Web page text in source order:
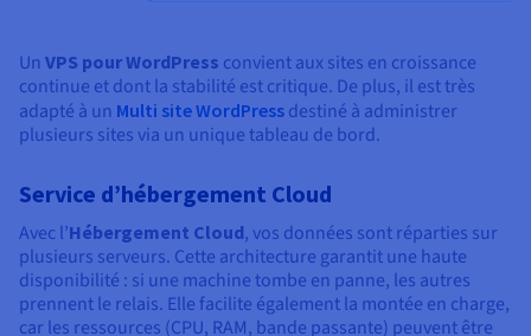
Un VPS pour WordPress convient aux sites en croissance
continue et dont la stabilité est critique. De plus, il est très
adapté à un Multi site WordPress destiné à administrer
plusieurs sites via un unique tableau de bord.
Service d’hébergement Cloud
Avec l’Hébergement Cloud, vos données sont réparties sur
plusieurs serveurs. Cette architecture garantit une haute
disponibilité : si une machine tombe en panne, les autres
prennent le relais. Elle facilite également la montée en charge,
car les ressources (CPU, RAM, bande passante) peuvent être